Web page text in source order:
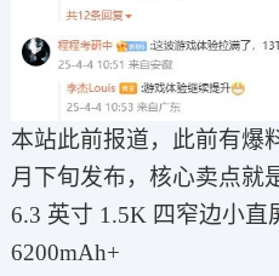
本站此前报道，此前有爆
月下旬发布，核心卖点就
6.3 英寸 1.5K 四窄边小直
6200mAh+